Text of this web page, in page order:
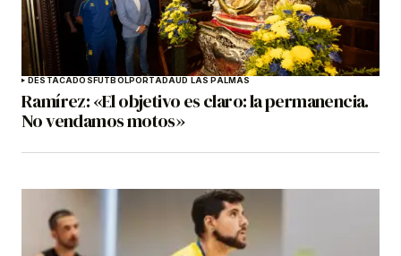
DESTACADOSFÚTBOLPORTADAUD LAS PALMAS
Ramírez: «El objetivo es claro: la permanencia.
No vendamos motos»